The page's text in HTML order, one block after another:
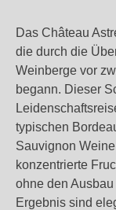
Das Château
die durch die
Weinberge vor
begann. Dieser
typischen
Sauvignon
konzentrierte
ohne den
Ergebnis sind